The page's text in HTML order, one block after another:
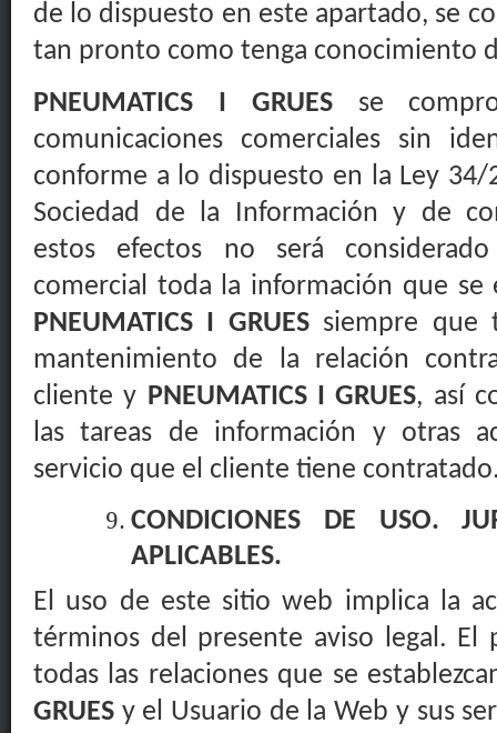
de lo dispuesto en este apartado, se
tan pronto como tenga conocimiento
PNEUMATICS I GRUESse
comunicaciones comerciales sin
conforme a lo dispuesto en la Ley 34/
Sociedad de la Información y de
estos efectos no será
comercial toda la información que se
PNEUMATICS I GRUESsiempre que
mantenimiento de la relación
cliente y PNEUMATICS I GRUES, así
las tareas de información y otras
servicio que el cliente tiene
CONDICIONES DE USO.
APLICABLES.
El uso de este sitio web implica la
términos del presente aviso legal. El
todas las relaciones que se
GRUES y el Usuario de la Web y sus